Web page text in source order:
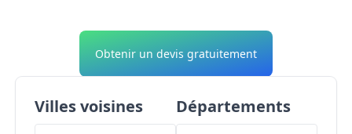
Obtenir un devis gratuitement
Villes voisines Départements